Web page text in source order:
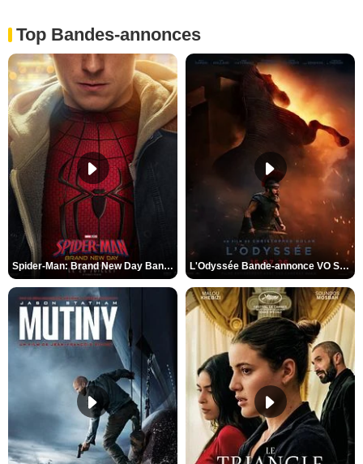
Top Bandes-annonces
Spider-Man: Brand New Day Bande-annonce VO STFR L'Odyssée Bande-annonce VO STFR